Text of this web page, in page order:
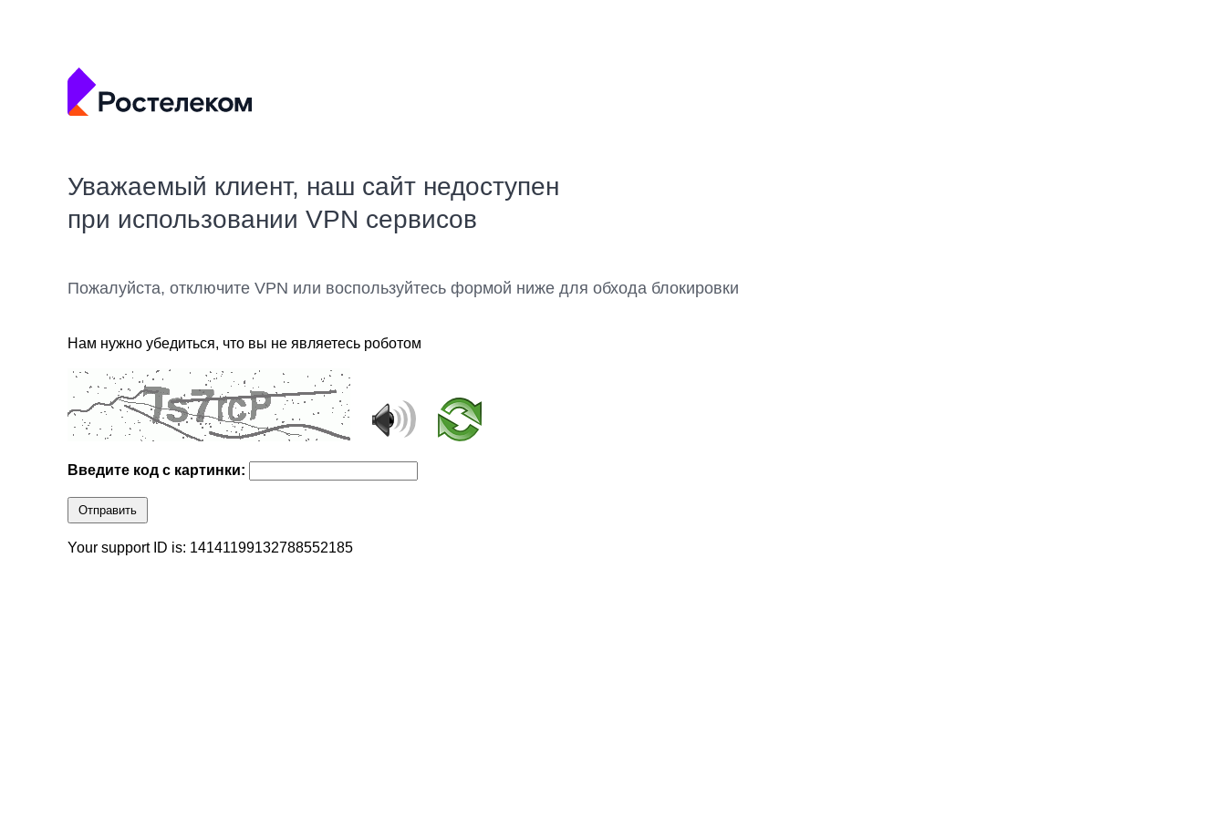
Уважаемый клиент, наш сайт недоступен
при использовании VPN сервисов
Пожалуйста, отключите VPN или воспользуйтесь формой ниже для обхода блокировки
Нам нужно убедиться, что вы не являетесь роботом
Введите код с картинки:
Отправить
Your support ID is: 14141199132788552185